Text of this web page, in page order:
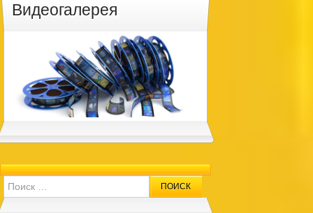
Видеогалерея
Search for: